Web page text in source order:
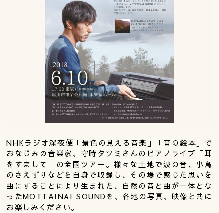
NHKラジオ深夜便「景色の見える音楽」「音の絵本」で
おなじみの音楽家、守時タツミさんのピアノライブ「耳
をすまして」の全国ツアー。様々な土地で波の音、小鳥
のさえずりなどを自身で収録し、その場で感じた思いを
曲にすることにより生まれた、自然の音と曲が一体とな
ったMOTTAINAI SOUNDを、各地の写真、映像と共に
お楽しみください。